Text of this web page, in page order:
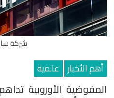
شركة
أهم الأخبار عالمية
المفوضية الأوروبية